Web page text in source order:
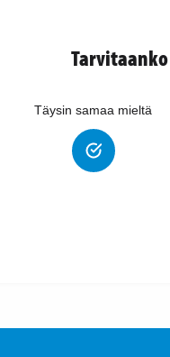
Täysin samaa mieltä